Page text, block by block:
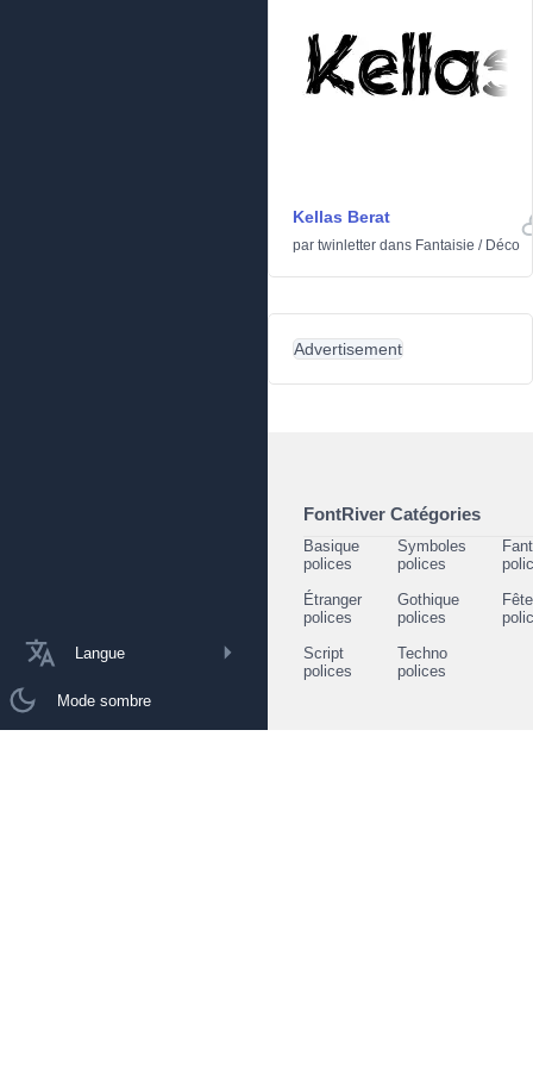
Langue
Mode sombre
Kellas Berat
par twinletter dans Fantaisie / Déco
Advertisement
FontRiver Catégories
Basique
polices
Symboles
polices
Étranger
polices
Gothique
polices
Script
polices
Techno
polices